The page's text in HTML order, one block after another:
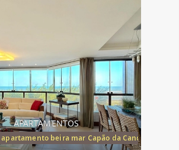
APARTAMENTOS
beira mar Capão da Canoa,